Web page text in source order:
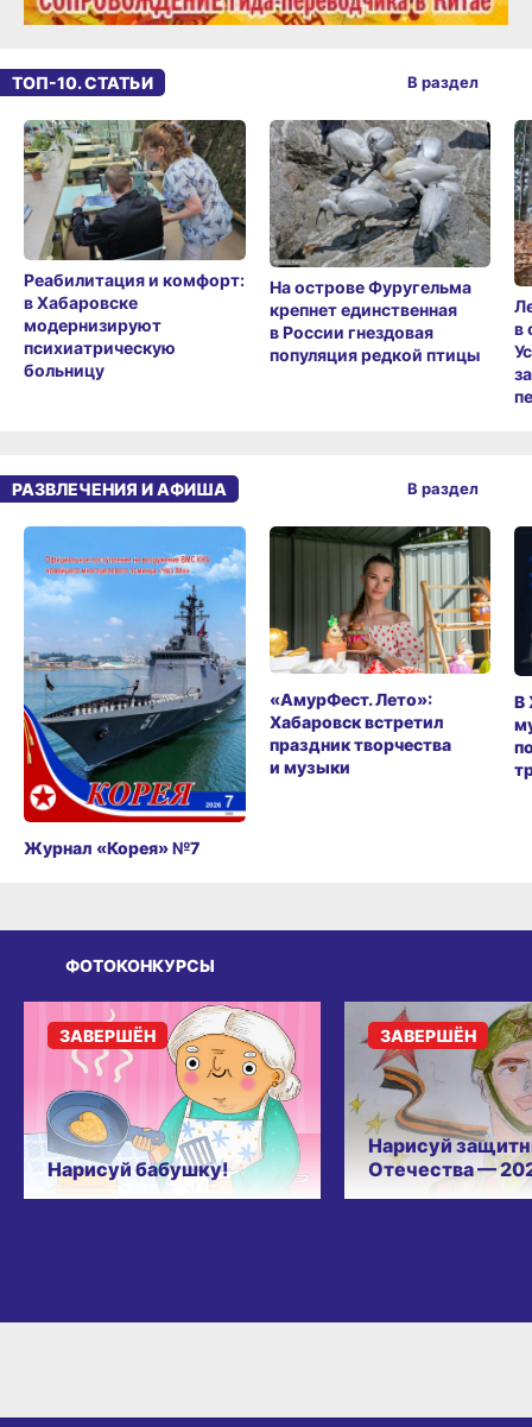
ТОП-10. СТАТЬИ
Реабилитация и комфорт:
в Хабаровске
модернизируют
психиатрическую
больницу
На острове Фуругельма
крепнет единственная
в России гнездовая
популяция редкой птицы
в
В раздел
РАЗВЛЕЧЕНИЯ И АФИША
Журнал «Корея» №7
«АмурФест. Лето»:
Хабаровск встретил
праздник творчества
и музыки
В
В раздел
ФОТОКОНКУРСЫ
Нарисуй бабушку!
ЗАВЕРШЁН
Нарисуй
Отечества —
ЗАВЕРШЁН